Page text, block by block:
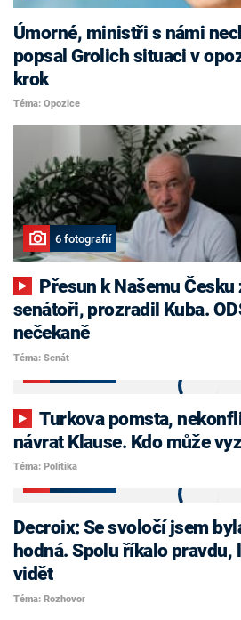
Úmorné, ministři s námi
popsal Grolich situaci v
krok
Téma: Opozice
6 fotografií
senátoři, prozradil Kuba.
nečekaně
Téma: Senát
Turkova pomsta, nekonfliktní Havlíček i
návrat Klause. Kdo může
Téma: Politika
Decroix: Se svoločí jsem
hodná. Spolu říkalo pravdu,
vidět
Téma: Rozhovor